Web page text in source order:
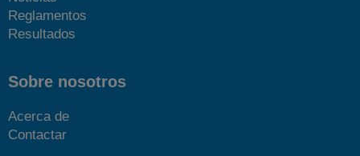
Reglamentos
Resultados
Sobre nosotros
Acerca de
Contactar